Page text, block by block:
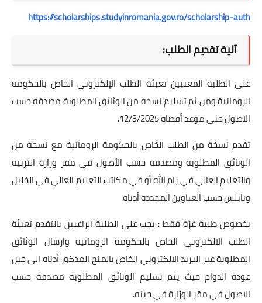
https://scholarships.studyinromania.gov.ro/scholarship-auth
آلية تقديم الطلب:
على الطلبة المعنيين تعبئة الطلب الإلكتروني الخاص بالحكومة
الرومانية ومن ثم تسليم نسخة من الوثائق المطلوبة مصدقة حسب
الاصول حتى موعد أقصاه 12/3/2025.
تقدم نسخة من الطلب الخاص بالحكومة الرومانية مع نسخة من
الوثائق المطلوبة ومصدقة حسب الأصول في مقر وزارة التربية
والتعليم العالي في رام الله أو في مكاتب التعليم العالي في الخليل
ونابلس حسب العناوين المحددة أدناه.
بخصوص طلبة غزة فقط : يجب على الطلبة الراغبين بالتقدم تعبئة
الطلب الالكتروني الخاص بالحكومة الرومانية وارسال الوثائق
المطلوبة عبر البريد الالكتروني الخاص بالمنح المذكور أدناه الى حين
عودة الدوام حيث يتم تسليم الوثائق المطلوبة مصدقة حسب
الاصول في مقر الوزارة في حينه.